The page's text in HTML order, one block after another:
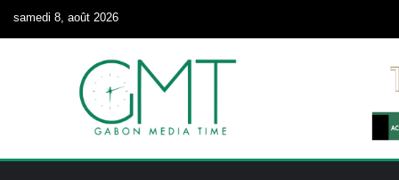
samedi 8, août 2026